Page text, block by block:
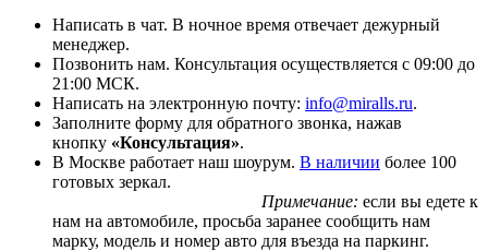
Написать в чат. В ночное время отвечает дежурный
менеджер.
Позвонить нам. Консультация осуществляется с 09:00 до
21:00 МСК.
Написать на электронную почту: info@miralls.ru.
Заполните форму для обратного звонка, нажав
кнопку «Консультация».
В Москве работает наш шоурум. В наличии более 100
готовых зеркал.
Примечание: если вы едете к
нам на автомобиле, просьба заранее сообщить нам
марку, модель и номер авто для въезда на паркинг.